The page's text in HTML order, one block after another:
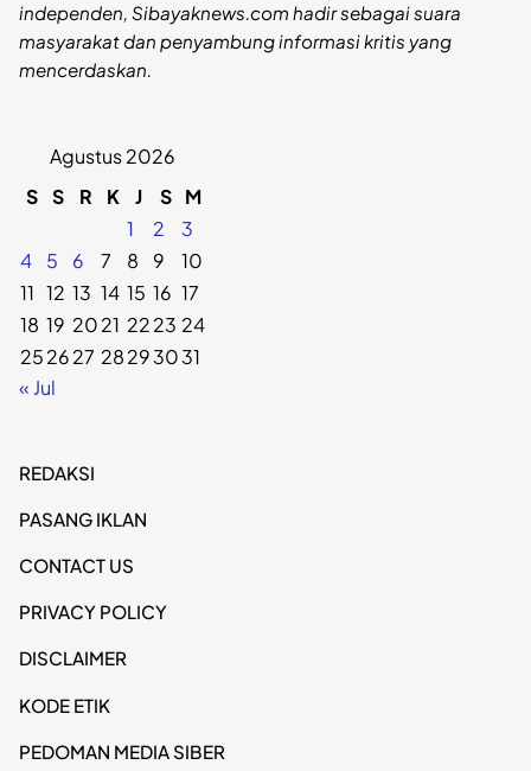
independen, Sibayaknews.com hadir sebagai suara
masyarakat dan penyambung informasi kritis yang
mencerdaskan.
Agustus 2026
S S R K J S M
1
2
3
4
5 6 7 8 9
10
11 12 13 14 15 16 17
18 19 2021 2223 24
252627 28293031
« Jul
REDAKSI
PASANG IKLAN
CONTACT US
PRIVACY POLICY
DISCLAIMER
KODE ETIK
PEDOMAN MEDIA SIBER